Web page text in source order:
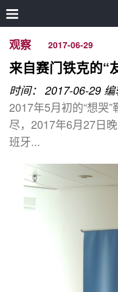
观察 2017-06-29
来自赛门铁克的“
时间： 2017-06-29 编
2017年5月初的“想哭
尽，2017年6月27日
班牙...